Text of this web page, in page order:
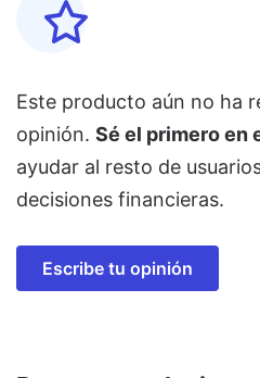
Este producto aún no ha
opinión. Sé el primero en
ayudar al resto de
decisiones financieras.
Escribe tu opinión